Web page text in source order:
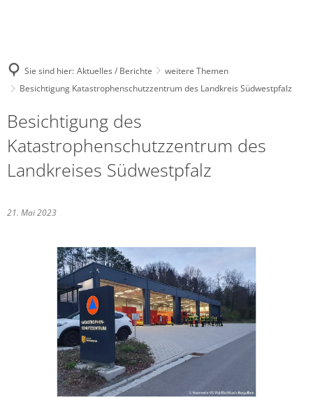
Sie sind hier: Aktuelles / Berichte
weitere Themen
Besichtigung Katastrophenschutzzentrum des Landkreis Südwestpfalz
Besichtigung des
Katastrophenschutzzentrum des
Landkreises Südwestpfalz
21. Mai 2023